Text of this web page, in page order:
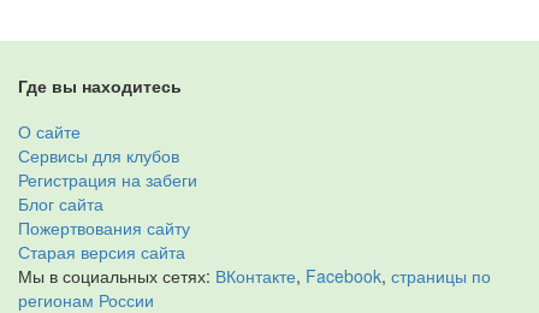
Где вы находитесь
О сайте
Сервисы для клубов
Регистрация на забеги
Блог сайта
Пожертвования сайту
Старая версия сайта
Мы в социальных сетях: ВКонтакте, Facebook, страницы по
регионам России